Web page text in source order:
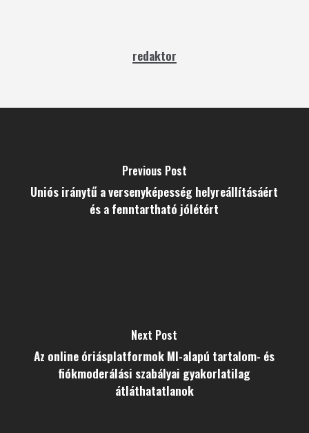
redaktor
Previous Post
Uniós iránytű a versenyképesség helyreállításáért
és a fenntartható jólétért
Next Post
Az online óriásplatformok MI-alapú tartalom- és
fiókmoderálási szabályai gyakorlatilag
átláthatatlanok